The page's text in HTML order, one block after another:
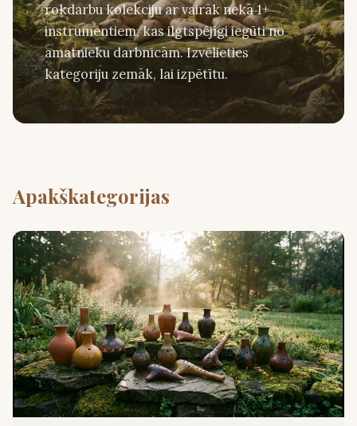
rokdarbu kolekciju ar vairāk nekā 1+
instrumentiem, kas ilgtspējīgi iegūti no
amatnieku darbnīcām. Izvēlieties
kategoriju zemāk, lai izpētītu.
Apakškategorijas